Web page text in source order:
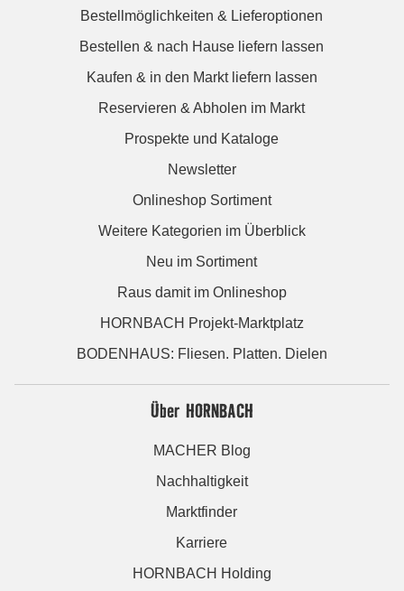
Bestellmöglichkeiten & Lieferoptionen
Bestellen & nach Hause liefern lassen
Kaufen & in den Markt liefern lassen
Reservieren & Abholen im Markt
Prospekte und Kataloge
Newsletter
Onlineshop Sortiment
Weitere Kategorien im Überblick
Neu im Sortiment
Raus damit im Onlineshop
HORNBACH Projekt-Marktplatz
BODENHAUS: Fliesen. Platten. Dielen
Über HORNBACH
MACHER Blog
Nachhaltigkeit
Marktfinder
Karriere
HORNBACH Holding